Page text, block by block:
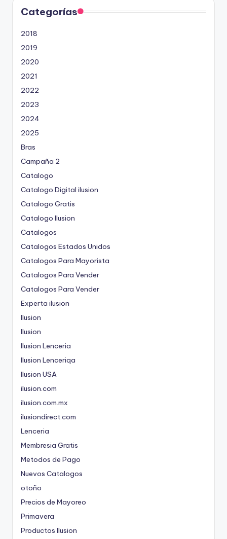
d
o
r
Categorías
2018
2019
2020
2021
2022
2023
2024
2025
Bras
Campaña 2
Catalogo
Catalogo Digital ilusion
Catalogo Gratis
Catalogo Ilusion
Catalogos
Catalogos Estados Unidos
Catalogos Para Mayorista
Catalogos Para Vender
Catalogos Para Vender
Experta ilusion
Ilusion
Ilusion
Ilusion Lenceria
Ilusion Lenceriqa
Ilusion USA
ilusion.com
ilusion.com.mx
ilusiondirect.com
Lenceria
Membresia Gratis
Metodos de Pago
Nuevos Catalogos
otoño
Precios de Mayoreo
Primavera
Productos Ilusion